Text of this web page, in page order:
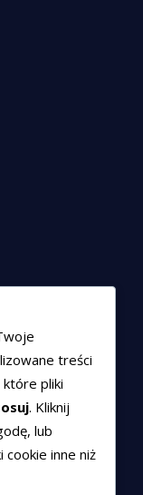
treści
które pliki
. Kliknij
lub
cookie inne niż